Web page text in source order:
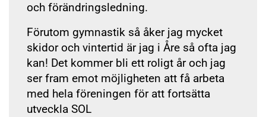
och förändringsledning.
Förutom gymnastik så åker jag mycket
skidor och vintertid är jag i Åre så ofta jag
kan! Det kommer bli ett roligt år och jag
ser fram emot möjligheten att få arbeta
med hela föreningen för att fortsätta
utveckla SOL